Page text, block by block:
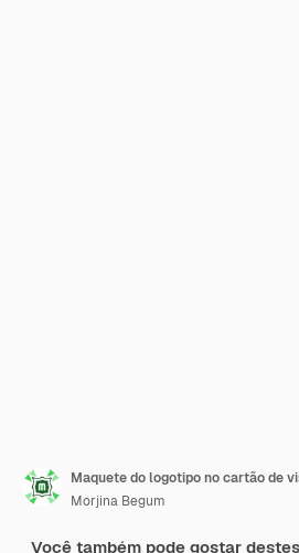
Maquete do logotipo no cartão de
Morjina Begum
Você também pode gostar